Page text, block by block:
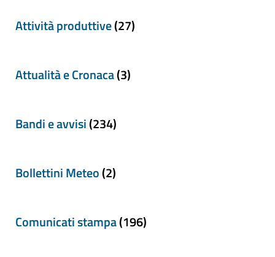
Attività produttive(27)
Attualità e Cronaca(3)
Bandi e avvisi(234)
Bollettini Meteo(2)
Comunicati stampa(196)